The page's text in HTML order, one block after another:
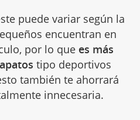
puede variar según la
encuentran en
por lo que es más
tipo deportivos
también te ahorrará
innecesaria.